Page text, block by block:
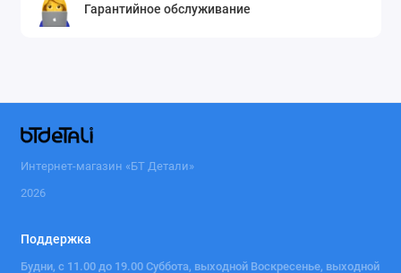
Гарантийное обслуживание
Интернет-магазин «БТ Детали»
2026
Поддержка
Будни, с 11.00 до 19.00 Суббота, выходной Воскресенье, выходной